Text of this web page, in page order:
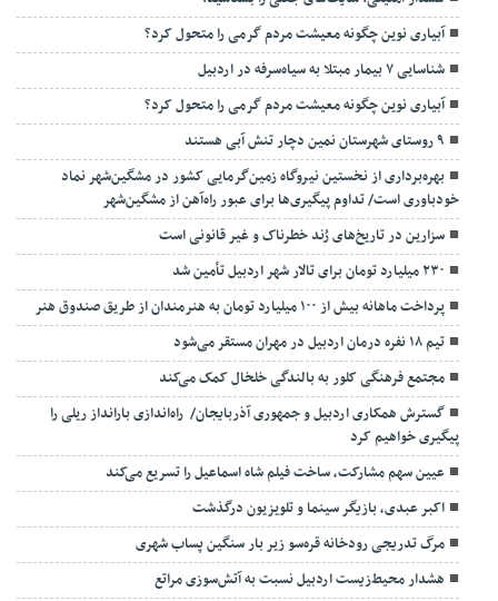
آبیاری نوین چگونه معیشت مردم گرمی را متحول کرد؟
شناسایی ۷ بیمار مبتلا به سیاه‌سرفه در اردبیل
آبیاری نوین چگونه معیشت مردم گرمی را متحول کرد؟
۹ روستای شهرستان نمین دچار تنش آبی هستند
بهره‌برداری از نخستین نیروگاه زمین‌گرمایی کشور در مشگین‌شهر نماد
خودباوری است/ تداوم پیگیری‌ها برای عبور راه‌آهن از مشگین‌شهر
سزارین در تاریخ‌های رُند خطرناک و غیر قانونی است
۲۳۰ میلیارد تومان برای تالار شهر اردبیل تأمین شد
پرداخت ماهانه بیش از ۱۰۰ میلیارد تومان به هنرمندان از طریق صندوق هنر
تیم ۱۸ نفره درمان اردبیل در مهران مستقر می‌شود
مجتمع فرهنگی کلور به بالندگی خلخال کمک می‌کند
گسترش همکاری اردبیل و جمهوری آذربایجان/ راه‌اندازی بارانداز ریلی را
پیگیری خواهیم کرد
عیین سهم مشارکت، ساخت فیلم شاه‌ اسماعیل را تسریع می‌کند
اکبر عبدی، بازیگر سینما و تلویزیون درگذشت
مرگ تدریجی رودخانه قره‌سو زیر بار سنگین پساب شهری
هشدار محیط‌زیست اردبیل نسبت به آتش‌سوزی مراتع